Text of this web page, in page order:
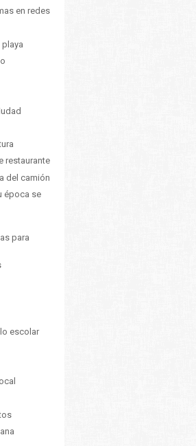
en redes
playa
restaurante
del camión
época se
para
escolar